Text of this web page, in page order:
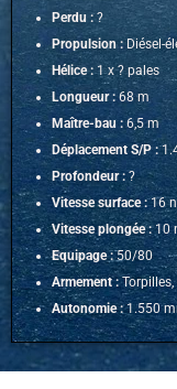
Perdu :?
Propulsion : Diésel-
Hélice :1 x ? pales
Longueur :68 m
Maître-bau : 6,5 m
Déplacement S/P :
Profondeur : ?
Vitesse surface :16
Vitesse plongée :10
Equipage :50/80
Armement :
Autonomie :1.550